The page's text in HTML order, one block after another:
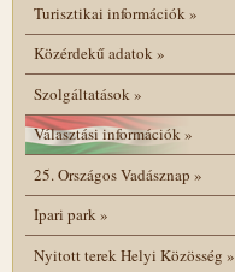
Turisztikai információk»
Közérdekű adatok»
Szolgáltatások»
Választási információk»
25. Országos Vadásznap »
Ipari park»
Nyitott terek Helyi Közösség »